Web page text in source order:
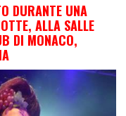
DURANTE UNA
ALLA SALLE
DI MONACO,